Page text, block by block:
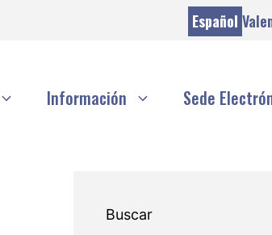
Español
Información Sede
Buscar